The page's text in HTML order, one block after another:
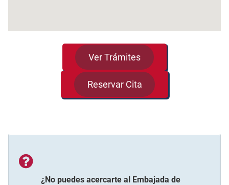
Ver Trámites
Reservar Cita
¿No puedes acercarte al Embajada de